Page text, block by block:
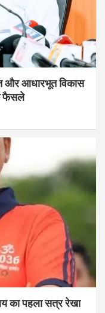
और आधारभूत विकास
फैसले
का पहला सत्र रेखा